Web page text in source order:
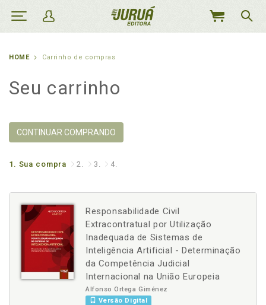
MEU
HOME Carrinho de compras
Seu carrinho
CONTINUAR COMPRANDO
1. Sua compra 2. 3. 4.
Responsabilidade Civil
Extracontratual por Utilização
Inadequada de Sistemas de
Inteligência Artificial - Determinação
da Competência Judicial
Internacional na União Europeia
Alfonso Ortega Giménez
Versão Digital